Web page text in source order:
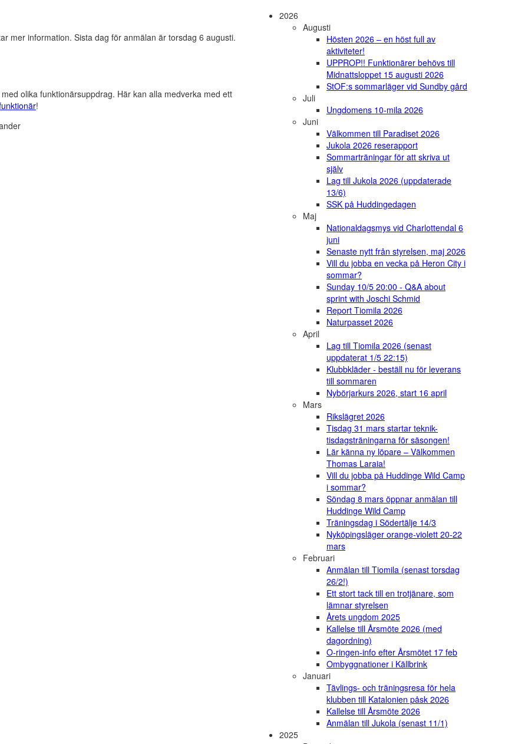
mer information. Sista dag för anmälan är torsdag 6 augusti.
olika funktionärsuppdrag. Här kan alla medverka med ett
!
2026
Augusti
Hösten 2026 – en höst full av
aktiviteter!
UPPROP!! Funktionärer behövs till
Midnattsloppet 15 augusti 2026
StOF:s sommarläger vid Sundby gård
Juli
Ungdomens 10-mila 2026
Juni
Välkommen till Paradiset 2026
Jukola 2026 reserapport
Sommarträningar för att skriva ut
själv
Lag till Jukola 2026 (uppdaterade
13/6)
SSK på Huddingedagen
Maj
Nationaldagsmys vid Charlottendal 6
juni
Senaste nytt från styrelsen, maj 2026
Vill du jobba en vecka på Heron City i
sommar?
Sunday 10/5 20:00 - Q&A about
sprint with Joschi Schmid
Report Tiomila 2026
Naturpasset 2026
April
Lag till Tiomila 2026 (senast
uppdaterat 1/5 22:15)
Klubbkläder - beställ nu för leverans
till sommaren
Nybörjarkurs 2026, start 16 april
Mars
Rikslägret 2026
Tisdag 31 mars startar teknik-
tisdagsträningarna för säsongen!
Lär känna ny löpare – Välkommen
Thomas Laraia!
Vill du jobba på Huddinge Wild Camp
i sommar?
Söndag 8 mars öppnar anmälan till
Huddinge Wild Camp
Träningsdag i Södertälje 14/3
Nyköpingsläger orange-violett 20-22
mars
Februari
Anmälan till Tiomila (senast torsdag
26/2!)
Ett stort tack till en trotjänare, som
lämnar styrelsen
Årets ungdom 2025
Kallelse till Årsmöte 2026 (med
dagordning)
O-ringen-info efter Årsmötet 17 feb
Ombyggnationer i Källbrink
Januari
Tävlings- och träningsresa för hela
klubben till Katalonien påsk 2026
Kallelse till Årsmöte 2026
Anmälan till Jukola (senast 11/1)
2025